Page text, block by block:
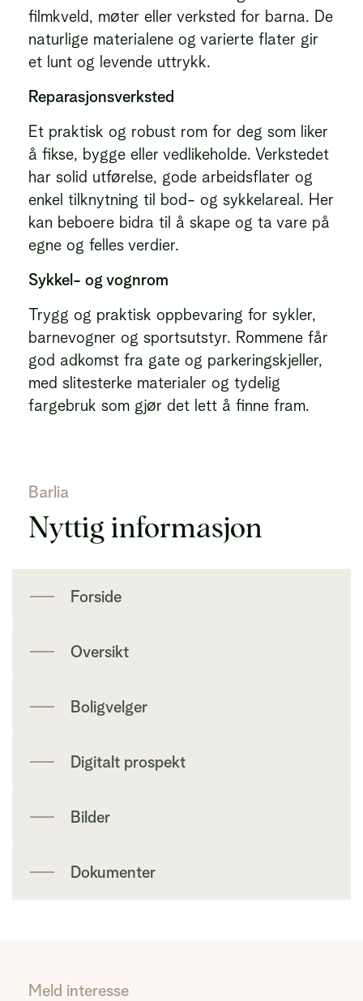
filmkveld, møter eller verksted for barna. De
naturlige materialene og varierte flater gir
et lunt og levende uttrykk.
Reparasjonsverksted
Et praktisk og robust rom for deg som liker
å fikse, bygge eller vedlikeholde. Verkstedet
har solid utførelse, gode arbeidsflater og
enkel tilknytning til bod- og sykkelareal. Her
kan beboere bidra til å skape og ta vare på
egne og felles verdier.
Sykkel- og vognrom
Trygg og praktisk oppbevaring for sykler,
barnevogner og sportsutstyr. Rommene får
god adkomst fra gate og parkeringskjeller,
med slitesterke materialer og tydelig
fargebruk som gjør det lett å finne fram.
Barlia
Nyttig informasjon
Forside
Oversikt
Boligvelger
Digitalt prospekt
Bilder
Dokumenter
Meld interesse